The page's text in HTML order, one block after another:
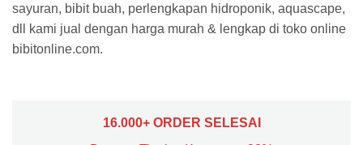
sayuran, bibit buah, perlengkapan hidroponik, aquascape,
dll kami jual dengan harga murah & lengkap di toko online
bibitonline.com.
16.000+ ORDER SELESAI